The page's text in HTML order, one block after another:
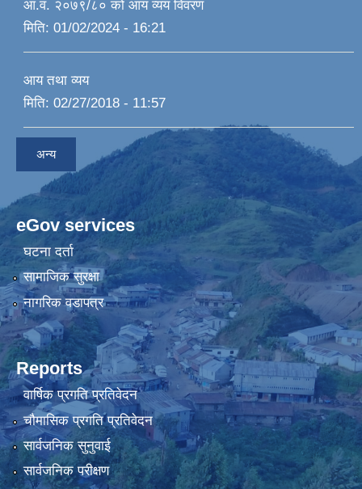
आ.व. २०७९/८० को आय व्यय विवरण
मिति: 01/02/2024 - 16:21
आय तथा व्यय
मिति: 02/27/2018 - 11:57
अन्य
eGov services
घटना दर्ता
सामाजिक सुरक्षा
नागरिक वडापत्र
Reports
वार्षिक प्रगति प्रतिवेदन
चौमासिक प्रगति प्रतिवेदन
सार्वजनिक सुनुवाई
सार्वजनिक परीक्षण